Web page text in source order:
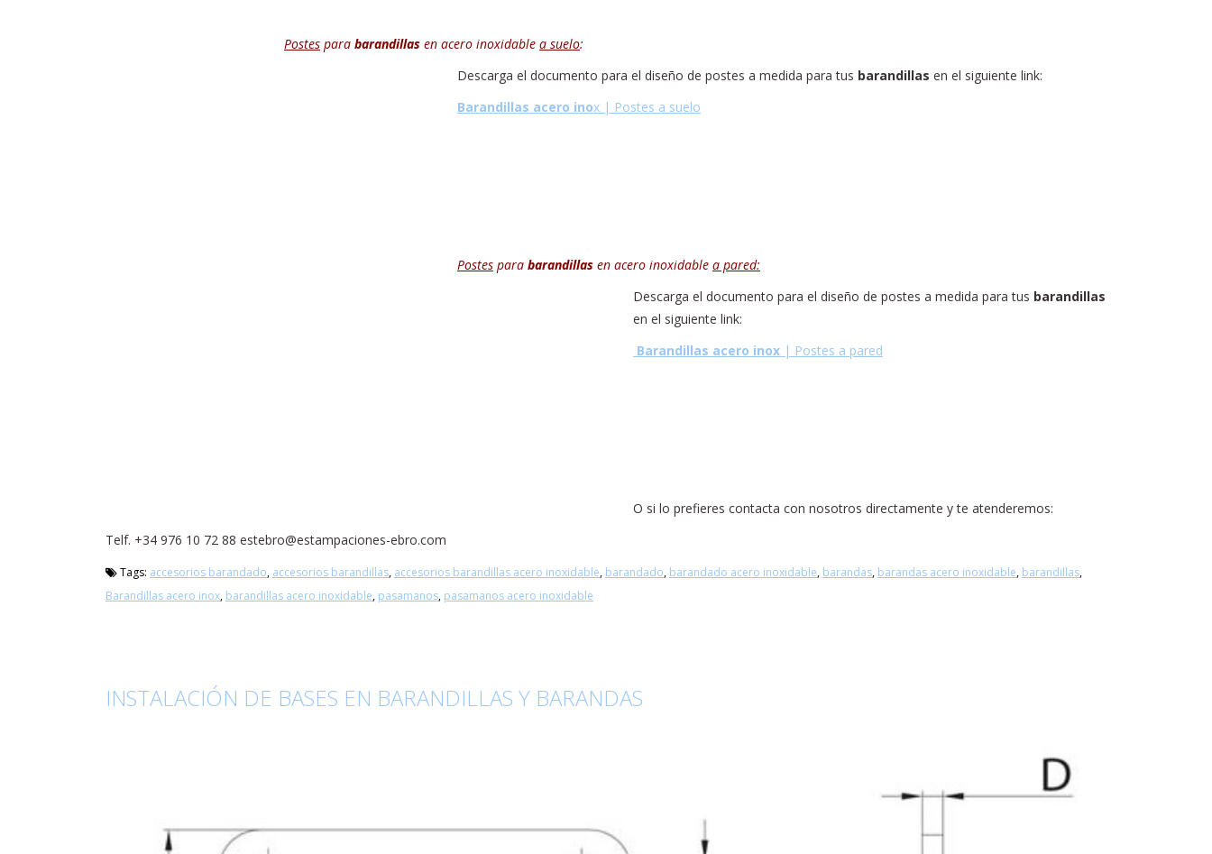
Postes para barandillas en acero inoxidable a suelo:
Descarga el documento para el diseño de postes a medida para tus barandillas en el siguiente link:
Barandillas acero inox | Postes a suelo
Postes para barandillas en acero inoxidable a pared:
Descarga el documento para el diseño de postes a medida para tus barandillas
en el siguiente link:
Barandillas acero inox | Postes a pared
O si lo prefieres contacta con nosotros directamente y te atenderemos:
Telf. +34 976 10 72 88 estebro@estampaciones-ebro.com
Tags: accesorios barandado, accesorios barandillas, accesorios barandillas acero inoxidable, barandado, barandado acero inoxidable, barandas, barandas acero inoxidable, barandillas,
Barandillas acero inox, barandillas acero inoxidable, pasamanos, pasamanos acero inoxidable
INSTALACIÓN DE BASES EN BARANDILLAS Y BARANDAS